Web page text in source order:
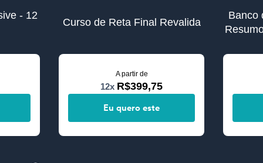
- 12
Curso de Reta Final Revalida
A partir de
12x R$399,75
Eu quero este
Banco